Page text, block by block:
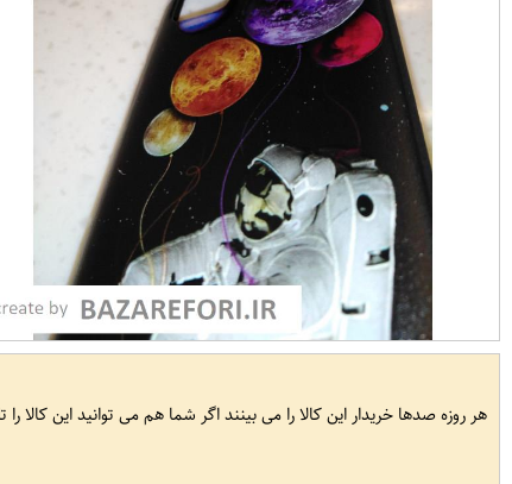
هر روزه صدها خریدار این کالا را می بینند اگر شما هم می توانید این کالا را